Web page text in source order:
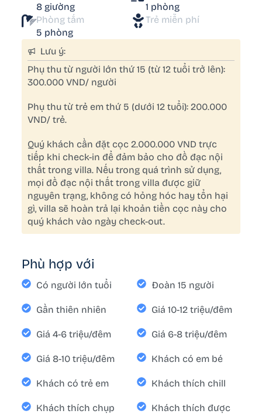
8 giường
1 phòng
Phòng tắm
5 phòng
Trẻ miễn phí
Lưu ý:
Phụ thu từ người lớn thứ 15 (từ 12 tuổi trở lên):
300.000 VND/ người
Phụ thu từ trẻ em thứ 5 (dưới 12 tuổi): 200.000
VND/ trẻ.
Quý khách cần đặt cọc 2.000.000 VND trực
tiếp khi check-in để đảm bảo cho đồ đạc nội
thất trong villa. Nếu trong quá trình sử dụng,
mọi đồ đạc nội thất trong villa được giữ
nguyên trạng, không có hỏng hóc hay tổn hại
gì, villa sẽ hoàn trả lại khoản tiền cọc này cho
quý khách vào ngày check-out.
Phù hợp với
Có người lớn tuổi Đoàn 15 người
Gần thiên nhiên Giá 10-12 triệu/đêm
Giá 4-6 triệu/đêm Giá 6-8 triệu/đêm
Giá 8-10 triệu/đêm Khách có em bé
Khách có trẻ em Khách thích chill
Khách thích chụp
Khách thích được